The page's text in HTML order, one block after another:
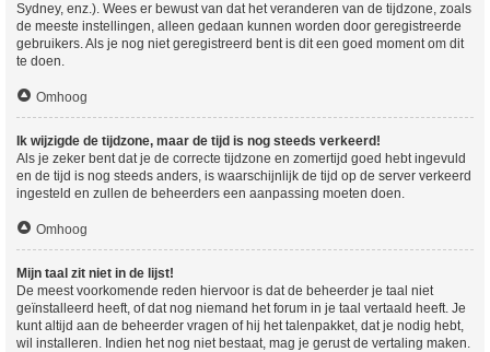
Sydney, enz.). Wees er bewust van dat het veranderen van de tijdzone, zoals
de meeste instellingen, alleen gedaan kunnen worden door geregistreerde
gebruikers. Als je nog niet geregistreerd bent is dit een goed moment om dit
te doen.
Omhoog
Ik wijzigde de tijdzone, maar de tijd is nog steeds verkeerd!
Als je zeker bent dat je de correcte tijdzone en zomertijd goed hebt ingevuld
en de tijd is nog steeds anders, is waarschijnlijk de tijd op de server verkeerd
ingesteld en zullen de beheerders een aanpassing moeten doen.
Omhoog
Mijn taal zit niet in de lijst!
De meest voorkomende reden hiervoor is dat de beheerder je taal niet
geïnstalleerd heeft, of dat nog niemand het forum in je taal vertaald heeft. Je
kunt altijd aan de beheerder vragen of hij het talenpakket, dat je nodig hebt,
wil installeren. Indien het nog niet bestaat, mag je gerust de vertaling maken.